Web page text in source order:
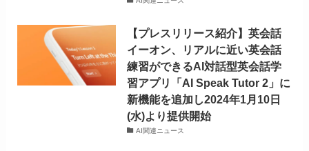
【プレスリリース紹介】英会話
イーオン、リアルに近い英会話
練習ができるAI対話型英会話学
習アプリ「AI Speak Tutor 2」に
新機能を追加し2024年1月10日
(水)より提供開始
AI関連ニュース